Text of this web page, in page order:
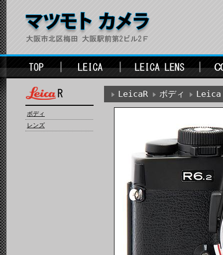
ボディ
レンズ
LeicaR ボディ Leica